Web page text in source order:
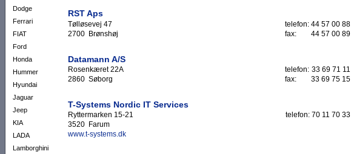
Dodge
Ferrari
FIAT
Ford
Honda
Hummer
Hyundai
Jaguar
Jeep
KIA
LADA
Lamborghini
RST Aps
Tølløsevej 47
2700 Brønshøj
telefon: 44 57 00 88
fax:
44 57 00 89
Datamann A/S
Rosenkæret 22A
2860 Søborg
telefon: 33 69 71 11
fax:
33 69 75 15
T-Systems Nordic IT Services
Ryttermarken 15-21
3520 Farum
www.t-systems.dk
telefon: 70 11 70 33